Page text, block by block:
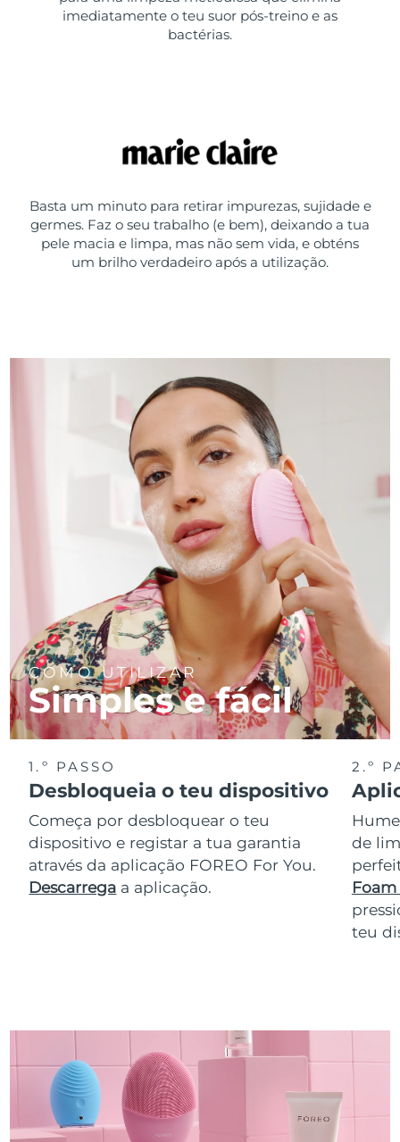
imediatamente o teu suor pós-treino e as
bactérias.
Basta um minuto para retirar impurezas, sujidade e
germes. Faz o seu trabalho (e bem), deixando a tua
pele macia e limpa, mas não sem vida, e obténs
um brilho verdadeiro após a utilização.
COMO UTILIZAR
Simples e fácil
1.º PASSO
Desbloqueia o teu dispositivo
Começa por desbloquear o teu
dispositivo e registar a tua garantia
através da aplicação FOREO For You.
Descarrega a aplicação.
2.º
de
Foam
teu